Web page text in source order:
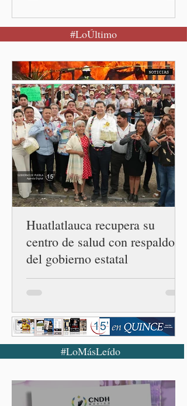
secretario de Salud
federal, David Kershenobich
exista un brote activo de
ciclosporiasis en México,
luego del incremento de
casos registrado en Estados
Unidos. Durante la
conferencia matutina en
Palacio Nacional, el
funcionario informó que en
el país únicamente se han
confirmado 33 casos de esta
enferme
#LoÚltimo
Huatlatlauca recupera su
centro de salud con respaldo
del gobierno estatal
#LoMásLeído